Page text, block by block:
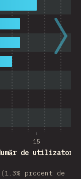
15
de utilizatori
procent de